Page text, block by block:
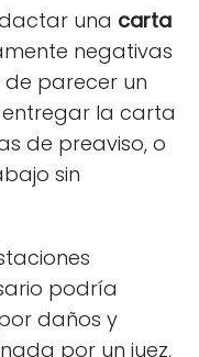
una carta
negativas
parecer un
entregar la carta
de preaviso, o
sin
podría
daños y
por un juez,